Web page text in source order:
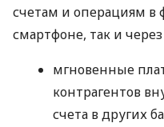
счетам и операциям в
смартфоне, так и
мгновенные
контрагентов
счета в других